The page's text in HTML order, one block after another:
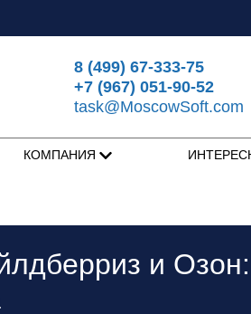
8 (499) 67-333-75
+7 (967) 051-90-52
task@MoscowSoft.com
КОМПАНИЯ
и